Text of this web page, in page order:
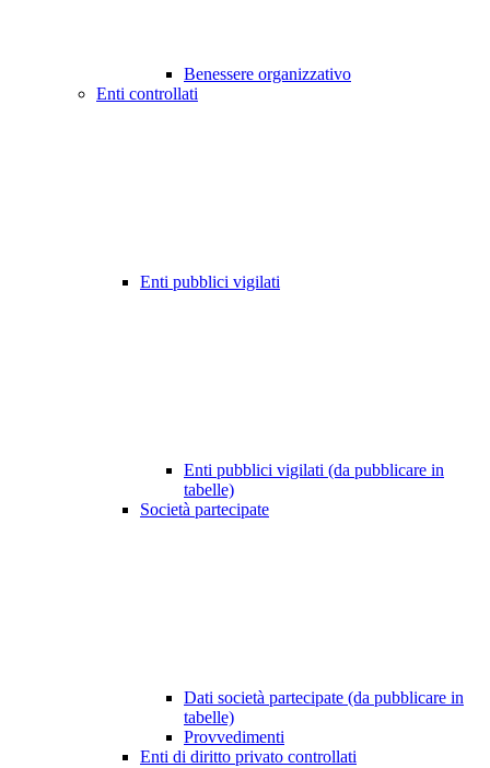
Benessere organizzativo
Enti controllati
Enti pubblici vigilati
Enti pubblici vigilati (da pubblicare in
tabelle)
Società partecipate
Dati società partecipate (da pubblicare in
tabelle)
Provvedimenti
Enti di diritto privato controllati